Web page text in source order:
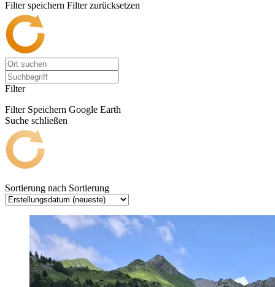
Filter speichern Filter zurücksetzen
Filter
Filter Speichern Google Earth
Suche schließen
Sortierung nach Sortierung